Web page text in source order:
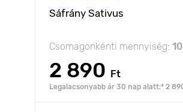
Sáfrány Sativus
Csomagonkénti mennyiség:
2 890 Ft
Legalacsonyabb ár 30 nap alatt:* 2